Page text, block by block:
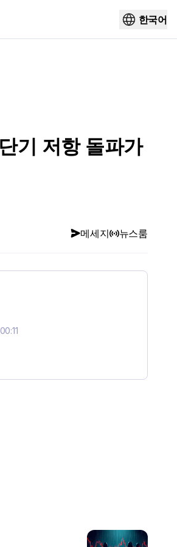
한국어
기 저항 돌파가
메세지 뉴스룸